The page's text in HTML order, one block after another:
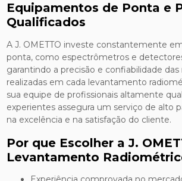
Equipamentos de Ponta e
Qualificados
A J. OMETTO investe constantemente
ponta, como espectrômetros e
garantindo a precisão e confiabilidade
realizadas em cada levantamento
sua equipe de profissionais altamente
experientes assegura um serviço de alto
na excelência e na satisfação do cliente.
Por que Escolher a J.
Levantamento